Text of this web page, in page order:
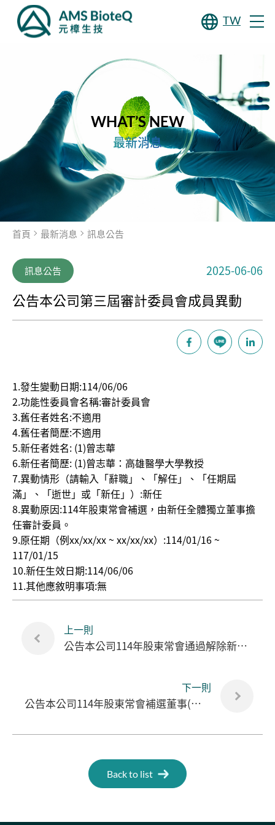
TW
WHAT’S NEW
最新消息
首頁 最新消息 訊息公告
訊息公告 2025-06-06
公告本公司第三屆審計委員會成員異動
1.發生變動日期:114/06/06
2.功能性委員會名稱:審計委員會
3.舊任者姓名:不適用
4.舊任者簡歷:不適用
5.新任者姓名: (1)曾志華
6.新任者簡歷: (1)曾志華：高雄醫學大學教授
7.異動情形（請輸入「辭職」、「解任」、「任期屆
滿」、「逝世」或「新任」）:新任
8.異動原因:114年股東常會補選，由新任全體獨立董事擔
任審計委員。
9.原任期（例xx/xx/xx ~ xx/xx/xx）:114/01/16 ~
117/01/15
10.新任生效日期:114/06/06
11.其他應敘明事項:無
上一則
公告本公司114年股東常會通過解除新任董事(含獨立董事)競業禁止之限制
下一則
公告本公司114年股東常會補選董事(含獨立董事)當選名單
Back to list